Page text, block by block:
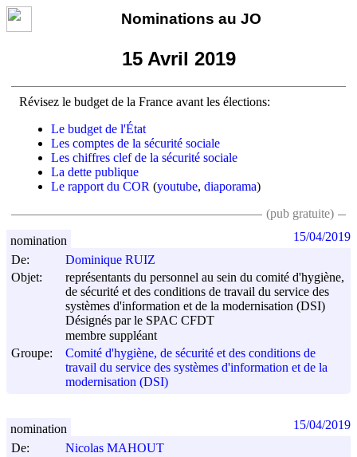
Nominations au JO
15 Avril 2019
Révisez le budget de la France avant les élections:
Le budget de l'État
Les comptes de la sécurité sociale
Les chiffres clef de la sécurité sociale
La dette publique
Le rapport du COR (youtube, diaporama)
(pub gratuite)
De:
Dominique RUIZ
Objet:
représentants du personnel au sein du comité d'hygiène,
de sécurité et des conditions de travail du service des
systèmes d'information et de la modernisation (DSI)
Désignés par le SPAC CFDT
membre suppléant
Groupe:
Comité d'hygiène, de sécurité et des conditions de
travail du service des systèmes d'information et de la
modernisation (DSI)
nomination 15/04/2019
De:
Nicolas MAHOUT
nomination 15/04/2019